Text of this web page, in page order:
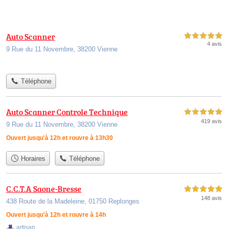
Auto Scanner
9 Rue du 11 Novembre, 38200 Vienne
5,0 étoiles sur 5
4 avis
Téléphone
Auto Scanner Controle Technique
9 Rue du 11 Novembre, 38200 Vienne
Ouvert jusqu'à 12h et rouvre à 13h30
5,0 étoiles sur 5
419 avis
Horaires Téléphone
C.C.T.A Saone-Bresse
438 Route de la Madeleine, 01750 Replonges
Ouvert jusqu'à 12h et rouvre à 14h
5,0 étoiles sur 5
148 avis
artisan